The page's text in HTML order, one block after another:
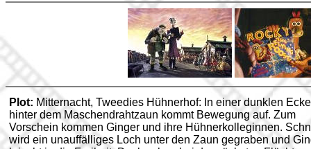
Plot: Mitternacht, Tweedies Hühnerhof: In einer dunklen Ecke
hinter dem Maschendrahtzaun kommt Bewegung auf. Zum
Vorschein kommen Ginger und ihre Hühnerkolleginnen.
wird ein unauffälliges Loch unter den Zaun gegraben und